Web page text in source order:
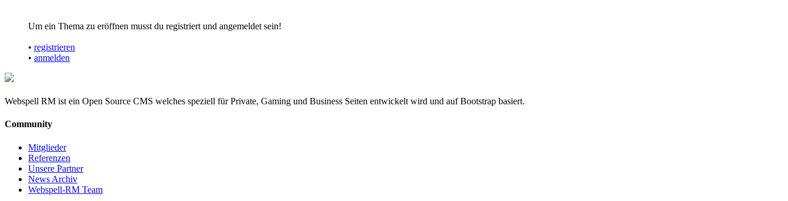
Um ein Thema zu eröffnen musst du registriert und angemeldet sein!
• registrieren
• anmelden
Webspell RM ist ein Open Source CMS welches speziell für Private, Gaming und Business Seiten entwickelt wird und auf Bootstrap basiert.
Community
Mitglieder
Referenzen
Unsere Partner
News Archiv
Webspell-RM Team